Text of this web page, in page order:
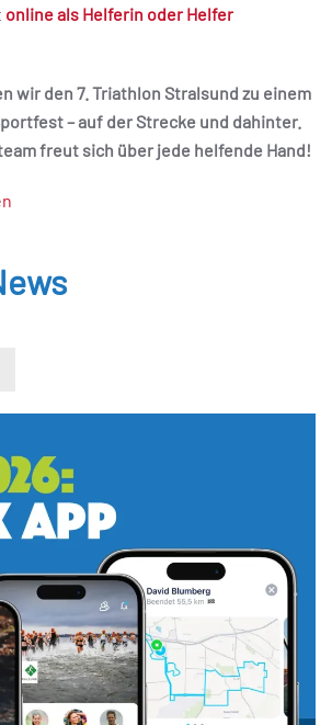
online als Helferin oder Helfer
wir den 7. Triathlon Stralsund zu einem
– auf der Strecke und dahinter.
freut sich über jede helfende Hand!